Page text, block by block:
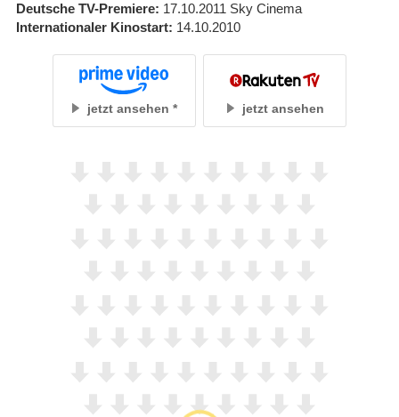
Deutsche TV-Premiere 17.10.2011 Sky Cinema
Internationaler Kinostart 14.10.2010
jetzt ansehen jetzt ansehen